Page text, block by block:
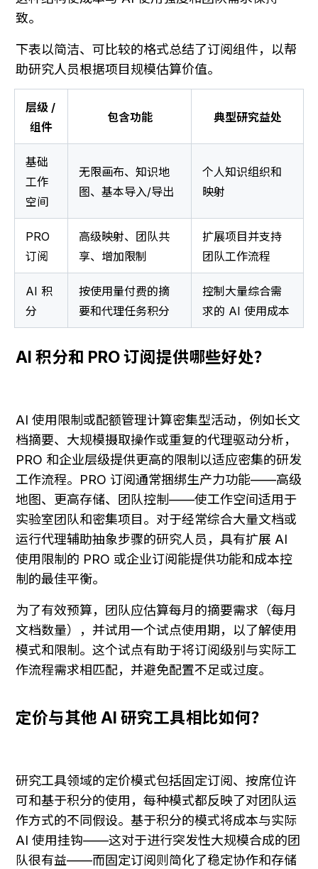
致。
下表以简洁、可比较的格式总结了订阅组件，以帮
助研究人员根据项目规模估算价值。
层级 /
组件
包含功能 典型研究益处
基础
工作
空间
无限画布、知识地
图、基本导入/导出
个人知识组织和
映射
PRO
订阅
高级映射、团队共
享、增加限制
扩展项目并支持
团队工作流程
AI 积
分
按使用量付费的摘
要和代理任务积分
控制大量综合需
求的 AI 使用成本
AI 积分和 PRO 订阅提供哪些好处？
AI 使用限制或配额管理计算密集型活动，例如长文
档摘要、大规模摄取操作或重复的代理驱动分析，
PRO 和企业层级提供更高的限制以适应密集的研发
工作流程。PRO 订阅通常捆绑生产力功能——高级
地图、更高存储、团队控制——使工作空间适用于
实验室团队和密集项目。对于经常综合大量文档或
运行代理辅助抽象步骤的研究人员，具有扩展 AI
使用限制的 PRO 或企业订阅能提供功能和成本控
制的最佳平衡。
为了有效预算，团队应估算每月的摘要需求（每月
文档数量），并试用一个试点使用期，以了解使用
模式和限制。这个试点有助于将订阅级别与实际工
作流程需求相匹配，并避免配置不足或过度。
定价与其他 AI 研究工具相比如何？
研究工具领域的定价模式包括固定订阅、按席位许
可和基于积分的使用，每种模式都反映了对团队运
作方式的不同假设。基于积分的模式将成本与实际
AI 使用挂钩——这对于进行突发性大规模合成的团
队很有益——而固定订阅则简化了稳定协作和存储